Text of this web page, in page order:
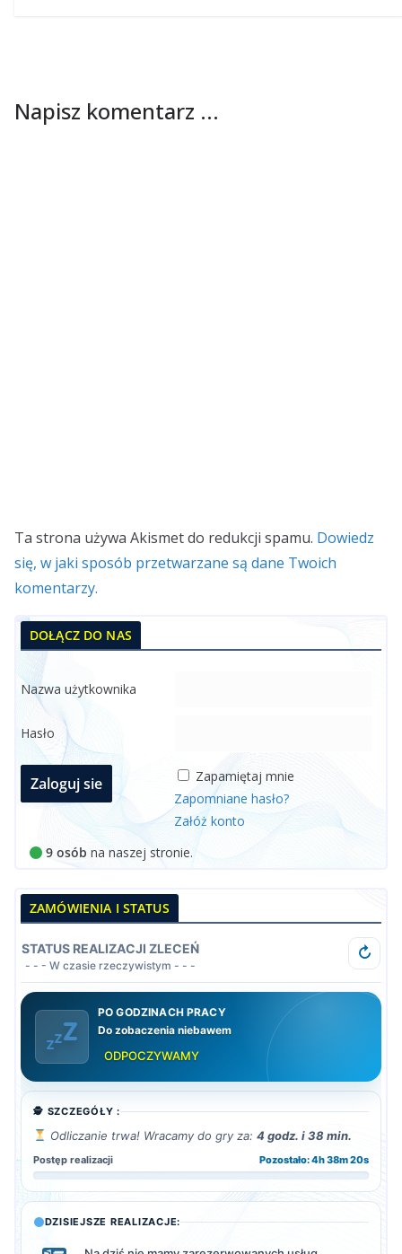
Napisz komentarz ...
Ta strona używa Akismet do redukcji spamu. Dowiedz
się, w jaki sposób przetwarzane są dane Twoich
komentarzy.
DOŁĄCZ DO NAS
Nazwa użytkownika
Hasło
Zapamiętaj mnie
Zapomniane hasło?
Załóż konto
9 osób na naszej stronie.
ZAMÓWIENIA I STATUS
STATUS REALIZACJI ZLECEŃ
- - - W czasie rzeczywistym - - -
↻
PO GODZINACH PRACY
Do zobaczenia niebawem
ODPOCZYWAMY
🕵️ SZCZEGÓŁY :
Odliczanie trwa! Wracamy do gry za: 4 godz. i 38 min.
Postęp realizacji Pozostało: 4h 38m 18s
DZISIEJSZE REALIZACJE: